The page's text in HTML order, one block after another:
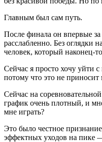
Главным был сам путь.
После финала он впервые
расслабленно. Без оглядки
человек, который наконец-
Сейчас я просто хочу уйти
потому что это не приносит
Сейчас на
график очень плотный, и
мне играть?
Это было честное
эффектных уходов на пике